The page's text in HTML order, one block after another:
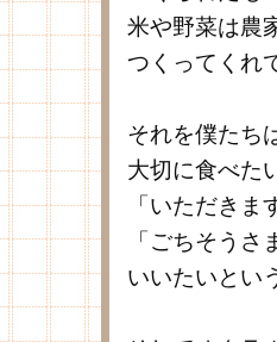
米や野菜は農
つくってくれ
それを僕たち
大切に食べた
「いただきま
「ごちそう
いいたいとい